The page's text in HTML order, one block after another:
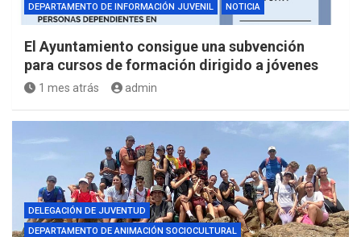
DEPARTAMENTO DE INFORMACIÓN JUVENIL
NOTICIA
El Ayuntamiento consigue una subvención
para cursos de formación dirigido a jóvenes
1 mes atrás admin
DELEGACIÓN DE JUVENTUD
DEPARTAMENTO DE ANIMACIÓN SOCIOCULTURAL